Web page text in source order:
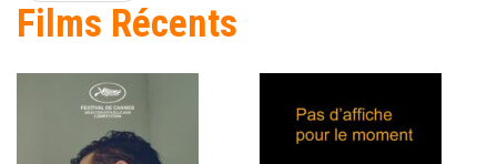
Films Récents